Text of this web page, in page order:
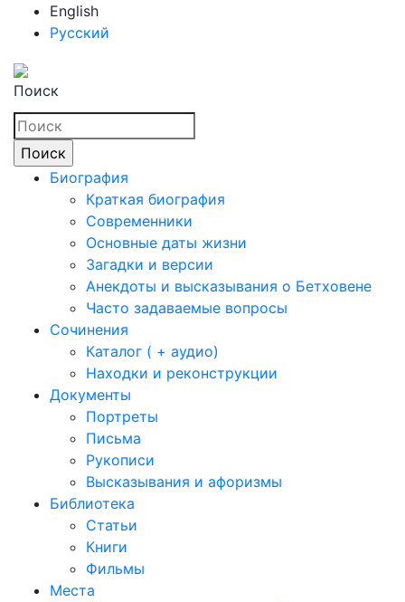
English
Русский
Поиск
Биография
Краткая биография
Современники
Основные даты жизни
Загадки и версии
Анекдоты и высказывания о Бетховене
Часто задаваемые вопросы
Сочинения
Каталог ( + аудио)
Находки и реконструкции
Документы
Портреты
Письма
Рукописи
Высказывания и афоризмы
Библиотека
Статьи
Книги
Фильмы
Места